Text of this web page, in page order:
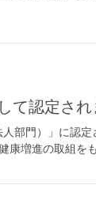
て認定さ
部門）」に認
康増進の取組を